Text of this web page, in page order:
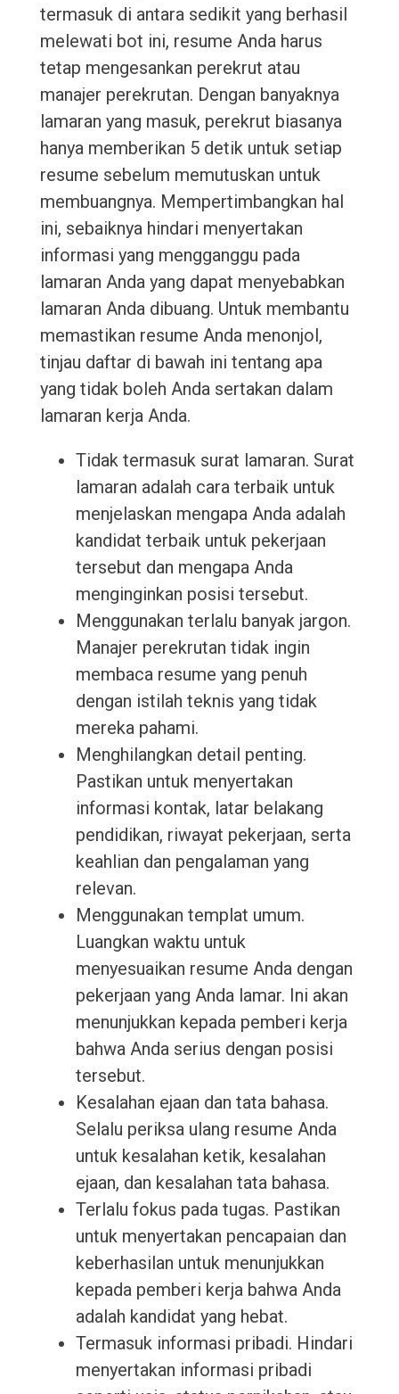
termasuk di antara sedikit yang berhasil
melewati bot ini, resume Anda harus
tetap mengesankan perekrut atau
manajer perekrutan. Dengan banyaknya
lamaran yang masuk, perekrut biasanya
hanya memberikan 5 detik untuk setiap
resume sebelum memutuskan untuk
membuangnya. Mempertimbangkan hal
ini, sebaiknya hindari menyertakan
informasi yang mengganggu pada
lamaran Anda yang dapat menyebabkan
lamaran Anda dibuang. Untuk membantu
memastikan resume Anda menonjol,
tinjau daftar di bawah ini tentang apa
yang tidak boleh Anda sertakan dalam
lamaran kerja Anda.
Tidak termasuk surat lamaran. Surat
lamaran adalah cara terbaik untuk
menjelaskan mengapa Anda adalah
kandidat terbaik untuk pekerjaan
tersebut dan mengapa Anda
menginginkan posisi tersebut.
Menggunakan terlalu banyak jargon.
Manajer perekrutan tidak ingin
membaca resume yang penuh
dengan istilah teknis yang tidak
mereka pahami.
Menghilangkan detail penting.
Pastikan untuk menyertakan
informasi kontak, latar belakang
pendidikan, riwayat pekerjaan, serta
keahlian dan pengalaman yang
relevan.
Menggunakan templat umum.
Luangkan waktu untuk
menyesuaikan resume Anda dengan
pekerjaan yang Anda lamar. Ini akan
menunjukkan kepada pemberi kerja
bahwa Anda serius dengan posisi
tersebut.
Kesalahan ejaan dan tata bahasa.
Selalu periksa ulang resume Anda
untuk kesalahan ketik, kesalahan
ejaan, dan kesalahan tata bahasa.
Terlalu fokus pada tugas. Pastikan
untuk menyertakan pencapaian dan
keberhasilan untuk menunjukkan
kepada pemberi kerja bahwa Anda
adalah kandidat yang hebat.
Termasuk informasi pribadi. Hindari
menyertakan informasi pribadi